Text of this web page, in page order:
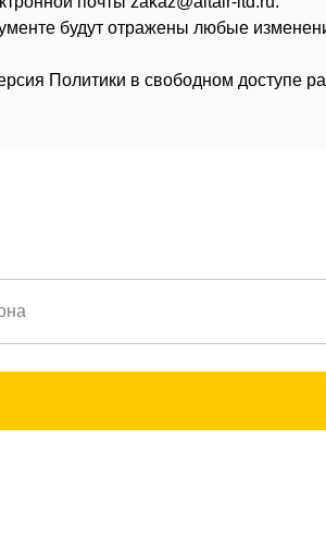
будут отражены любые
Политики в свободном доступе